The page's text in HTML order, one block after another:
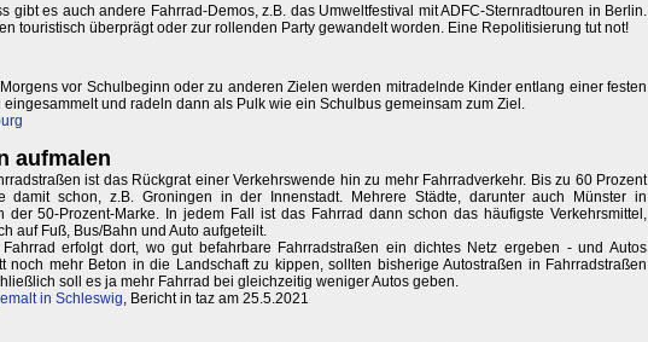
gibt es auch andere Fahrrad-Demos, z.B. das Umweltfestival mit ADFC-Sternradtouren in Berlin.
touristisch überprägt oder zur rollenden Party gewandelt worden. Eine Repolitisierung tut not!
vor Schulbeginn oder zu anderen Zielen werden mitradelnde Kinder entlang einer festen
eingesammelt und radeln dann als Pulk wie ein Schulbus gemeinsam zum Ziel.
aufmalen
ist das Rückgrat einer Verkehrswende hin zu mehr Fahrradverkehr. Bis zu 60 Prozent
damit schon, z.B. Groningen in der Innenstadt. Mehrere Städte, darunter auch Münster in
der 50-Prozent-Marke. In jedem Fall ist das Fahrrad dann schon das häufigste Verkehrsmittel,
auf Fuß, Bus/Bahn und Auto aufgeteilt.
erfolgt dort, wo gut befahrbare Fahrradstraßen ein dichtes Netz ergeben - und Autos
noch mehr Beton in die Landschaft zu kippen, sollten bisherige Autostraßen in Fahrradstraßen
soll es ja mehr Fahrrad bei gleichzeitig weniger Autos geben.
in Schleswig, Bericht in taz am 25.5.2021